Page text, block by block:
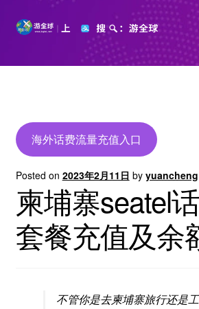
Skip
Skip
首页
公司介绍
海外话费流量充值入口
Posted on 2023年2月11日 by yuancheng
柬埔寨seatel
套餐充值及余
不管你是去柬埔寨旅行还是